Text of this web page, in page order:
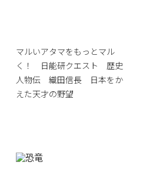
マルいアタマをもっとマル
く！ 日能研クエスト 歴史
人物伝 織田信長 日本をか
えた天才の野望